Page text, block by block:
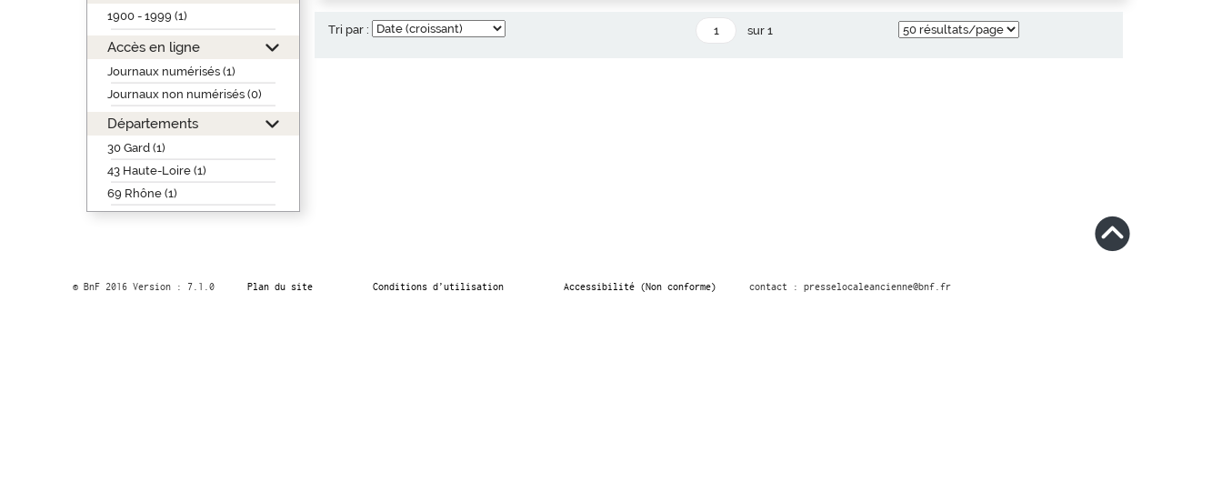
1900 - 1999 (1)
Accès en ligne
Journaux numérisés (1)
Journaux non numérisés (0)
Départements
30 Gard (1)
43 Haute-Loire (1)
69 Rhône (1)
Tri par : sur 1
© BnF 2016 Version : 7.1.0 Plan du site Conditions d’utilisation Accessibilité (Non conforme) contact : presselocaleancienne@bnf.fr